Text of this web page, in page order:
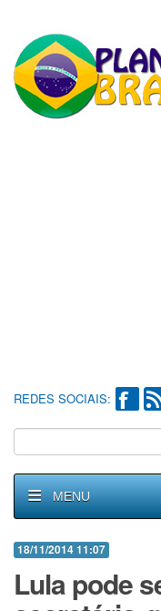
REDES SOCIAIS:
MENU
18/11/2014 11:07
Lula pode